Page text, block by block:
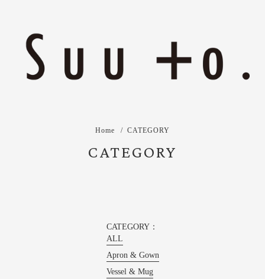
Home CATEGORY
CATEGORY
CATEGORY：
ALL
Apron & Gown
Vessel & Mug